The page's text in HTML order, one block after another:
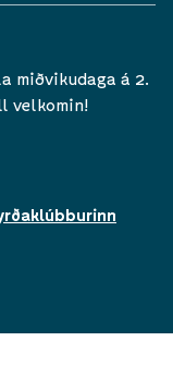
miðvikudaga á 2.
velkomin!